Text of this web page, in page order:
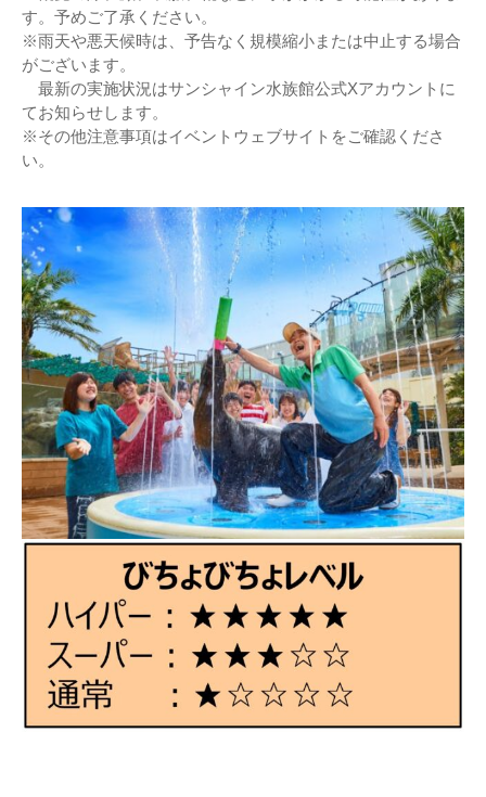
す。予めご了承ください。
※雨天や悪天候時は、予告なく規模縮小または中止する場合
がございます。
最新の実施状況はサンシャイン水族館公式Xアカウントに
てお知らせします。
※その他注意事項はイベントウェブサイトをご確認くださ
い。